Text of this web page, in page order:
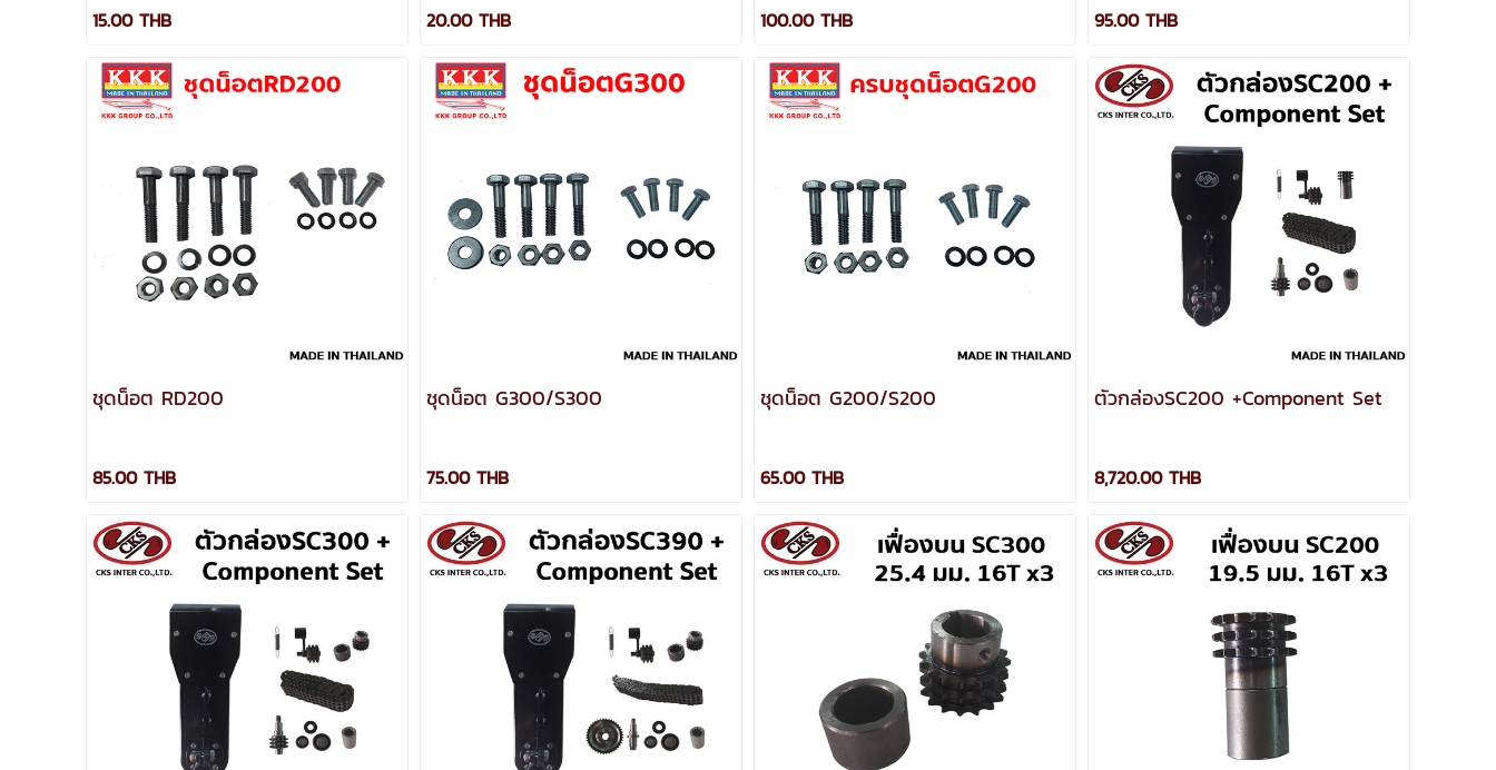
15.00 THB 20.00 THB 100.00 THB 95.00 THB
ชุดน็อต RD200
85.00 THB
ชุดน็อต G300/S300
75.00 THB
ชุดน็อต G200/S200
65.00 THB
ตัวกล่องSC200 +Component Set
8,720.00 THB